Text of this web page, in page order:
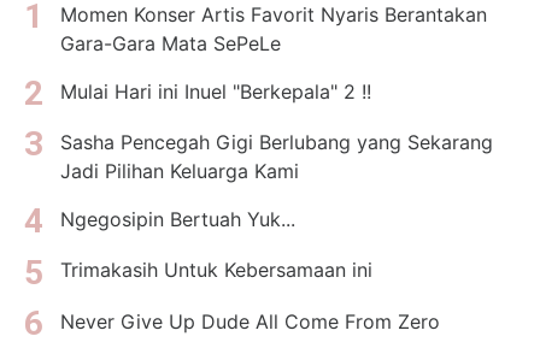
Momen Konser Artis Favorit Nyaris Berantakan
Gara-Gara Mata SePeLe
Mulai Hari ini Inuel "Berkepala" 2 !!
Sasha Pencegah Gigi Berlubang yang Sekarang
Jadi Pilihan Keluarga Kami
Ngegosipin Bertuah Yuk...
Trimakasih Untuk Kebersamaan ini
Never Give Up Dude All Come From Zero